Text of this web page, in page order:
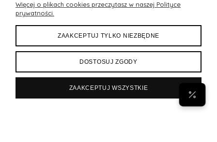
POMOC
MOJE KONTO
PŁATNOŚCI I DOSTAWA
Więcej o plikach cookies przeczytasz w naszej Polityce
prywatności.
ZAAKCEPTUJ TYLKO NIEZBĘDNE
DOSTOSUJ ZGODY
ZAAKCEPTUJ WSZYSTKIE